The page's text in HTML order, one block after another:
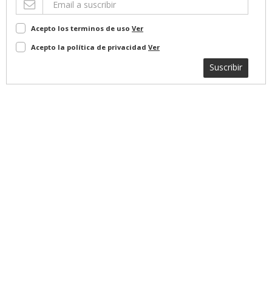
Acepto los terminos de uso Ver
Acepto la política de privacidad Ver
Suscribir